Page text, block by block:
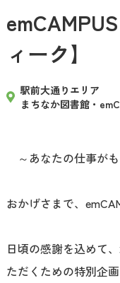
ィーク】
駅前大通りエリア
まちなか図書館・
～あなたの仕事が
おかげさまで、
日頃の感謝を込めて
ただくための特別企